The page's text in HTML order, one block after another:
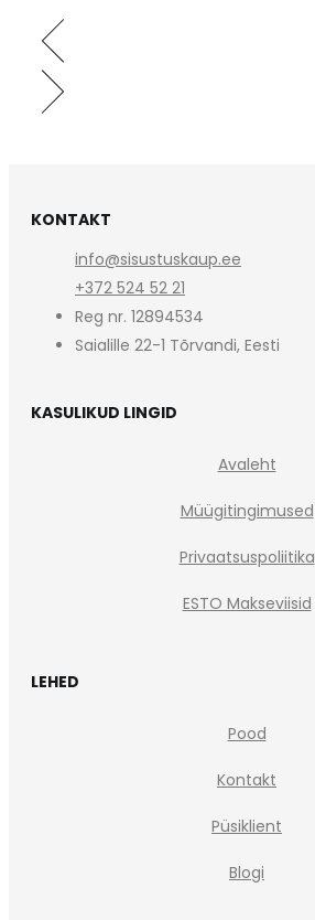
KONTAKT
info@sisustuskaup.ee
+372 524 52 21
Reg nr. 12894534
Saialille 22-1 Tõrvandi, Eesti
KASULIKUD LINGID
Avaleht
Müügitingimused
Privaatsuspoliitika
ESTO Makseviisid
LEHED
Pood
Kontakt
Püsiklient
Blogi